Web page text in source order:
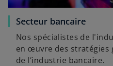
Secteur bancaire
Nos spécialistes de
en œuvre des stratégies
de l’industrie bancaire.